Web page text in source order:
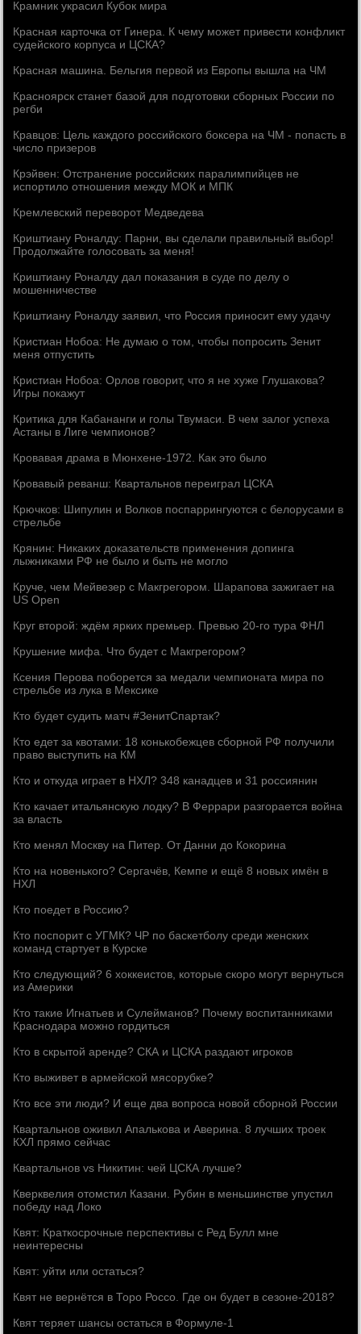
Крамник украсил Кубок мира
Красная карточка от Гинера. К чему может привести конфликт
судейского корпуса и ЦСКА?
Красная машина. Бельгия первой из Европы вышла на ЧМ
Красноярск станет базой для подготовки сборных России по
регби
Кравцов: Цель каждого российского боксера на ЧМ - попасть в
число призеров
Крэйвен: Отстранение российских паралимпийцев не
испортило отношения между МОК и МПК
Кремлевский переворот Медведева
Криштиану Роналду: Парни, вы сделали правильный выбор!
Продолжайте голосовать за меня!
Криштиану Роналду дал показания в суде по делу о
мошенничестве
Криштиану Роналду заявил, что Россия приносит ему удачу
Кристиан Нобоа: Не думаю о том, чтобы попросить Зенит
меня отпустить
Кристиан Нобоа: Орлов говорит, что я не хуже Глушакова?
Игры покажут
Критика для Кабананги и голы Твумаси. В чем залог успеха
Астаны в Лиге чемпионов?
Кровавая драма в Мюнхене-1972. Как это было
Кровавый реванш: Квартальнов переиграл ЦСКА
Крючков: Шипулин и Волков поспаррингуются с белорусами в
стрельбе
Крянин: Никаких доказательств применения допинга
лыжниками РФ не было и быть не могло
Круче, чем Мейвезер с Макгрегором. Шарапова зажигает на
US Open
Круг второй: ждём ярких премьер. Превью 20-го тура ФНЛ
Крушение мифа. Что будет с Макгрегором?
Ксения Перова поборется за медали чемпионата мира по
стрельбе из лука в Мексике
Кто будет судить матч #ЗенитСпартак?
Кто едет за квотами: 18 конькобежцев сборной РФ получили
право выступить на КМ
Кто и откуда играет в НХЛ? 348 канадцев и 31 россиянин
Кто качает итальянскую лодку? В Феррари разгорается война
за власть
Кто менял Москву на Питер. От Данни до Кокорина
Кто на новенького? Сергачёв, Кемпе и ещё 8 новых имён в
НХЛ
Кто поедет в Россию?
Кто поспорит с УГМК? ЧР по баскетболу среди женских
команд стартует в Курске
Кто следующий? 6 хоккеистов, которые скоро могут вернуться
из Америки
Кто такие Игнатьев и Сулейманов? Почему воспитанниками
Краснодара можно гордиться
Кто в скрытой аренде? СКА и ЦСКА раздают игроков
Кто выживет в армейской мясорубке?
Кто все эти люди? И еще два вопроса новой сборной России
Квартальнов оживил Апалькова и Аверина. 8 лучших троек
КХЛ прямо сейчас
Квартальнов vs Никитин: чей ЦСКА лучше?
Кверквелия отомстил Казани. Рубин в меньшинстве упустил
победу над Локо
Квят: Краткосрочные перспективы с Ред Булл мне
неинтересны
Квят: уйти или остаться?
Квят не вернётся в Торо Россо. Где он будет в сезоне-2018?
Квят теряет шансы остаться в Формуле-1